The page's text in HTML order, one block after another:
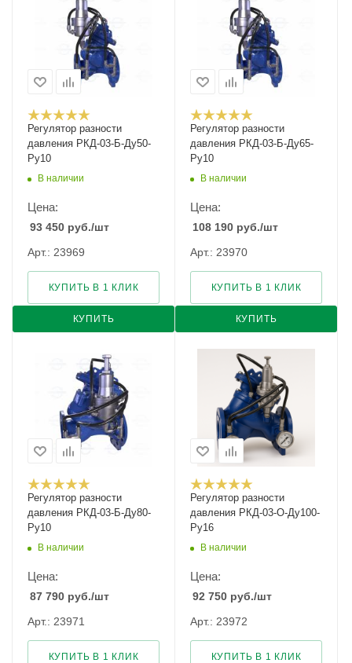
Регулятор разности
давления РКД-03-Б-Ду50-
Ру10
В наличии
Цена:
93 450 руб./шт
Арт.: 23969
КУПИТЬ
КУПИТЬ В 1 КЛИК
Регулятор разности
давления РКД-03-Б-Ду65-
Ру10
В наличии
Цена:
108 190 руб./шт
Арт.: 23970
КУПИТЬ
КУПИТЬ В 1 КЛИК
Регулятор разности
давления РКД-03-Б-Ду80-
Ру10
В наличии
Цена:
87 790 руб./шт
Арт.: 23971
КУПИТЬ В 1 КЛИК
Регулятор разности
давления РКД-03-О-Ду100-
Ру16
В наличии
Цена:
92 750 руб./шт
Арт.: 23972
КУПИТЬ В 1 КЛИК